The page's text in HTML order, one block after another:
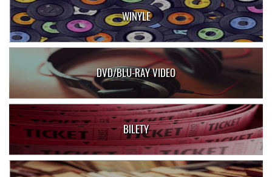
WINYLE
DVD/BLU-RAY VIDEO
BILETY